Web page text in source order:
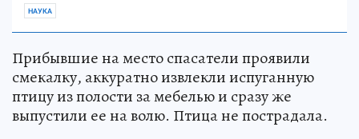
НАУКА
Прибывшие на место спасатели проявили
смекалку, аккуратно извлекли испуганную
птицу из полости за мебелью и сразу же
выпустили ее на волю. Птица не пострадала.